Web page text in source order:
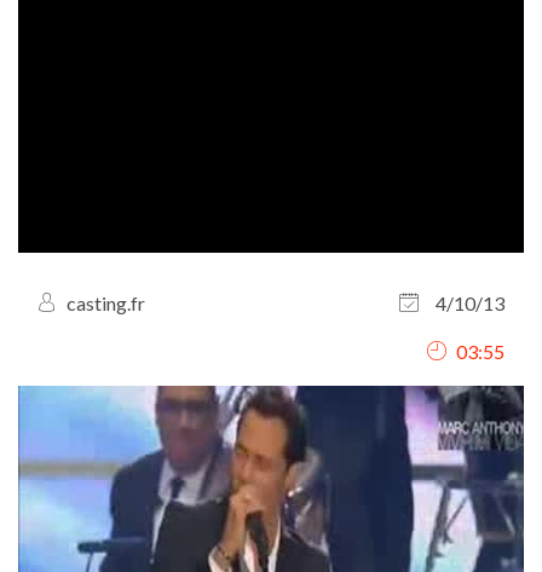
casting.fr 4/10/13
03:55